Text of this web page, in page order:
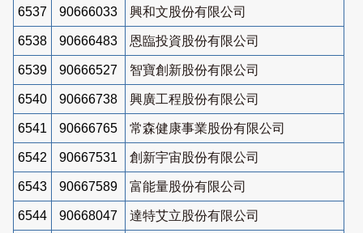
6537 90666033 興和文股份有限公司
6538 90666483 恩臨投資股份有限公司
6539 90666527 智寶創新股份有限公司
6540 90666738 興廣工程股份有限公司
6541 90666765 常森健康事業股份有限公司
6542 90667531 創新宇宙股份有限公司
6543 90667589 富能量股份有限公司
6544 90668047 達特艾立股份有限公司